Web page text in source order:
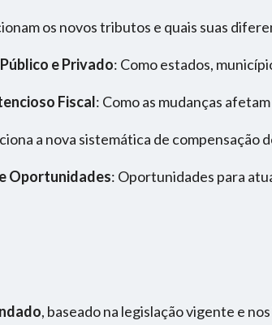
os novos tributos e quais suas
e Privado: Como estados,
Fiscal: Como as mudanças
a nova sistemática de compensação
Oportunidades: Oportunidades para
, baseado na legislação vigente e